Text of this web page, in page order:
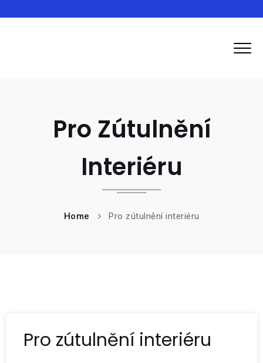
Pro Zútulnění
Interiéru
Home Pro zútulnění interiéru
Pro zútulnění interiéru